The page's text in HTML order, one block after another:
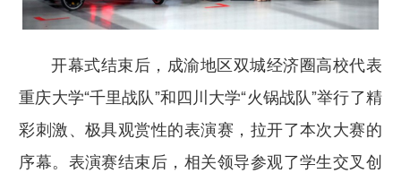
开幕式结束后，成渝地区双城经济圈高校代表
重庆大学“千里战队”和四川大学“火锅战队”举行了精
彩刺激、极具观赏性的表演赛，拉开了本次大赛的
序幕。表演赛结束后，相关领导参观了学生交叉创